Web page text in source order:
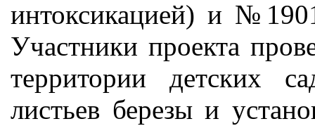
интоксикацией) и
Участники проекта
территории детских
листьев березы и